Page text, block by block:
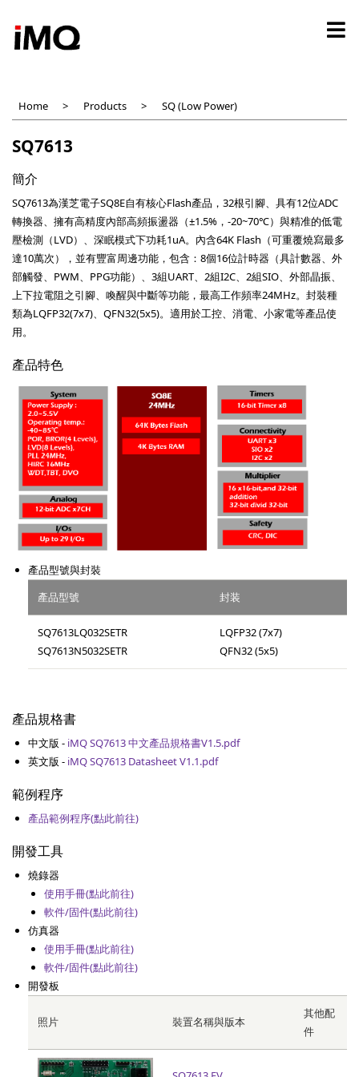
main
Home Products SQ (Low Power)
SQ7613
簡介
SQ7613為漢芝電子SQ8E自有核心Flash產品，32根引腳、具有12位ADC
轉換器、擁有高精度內部高頻振盪器（±1.5%，-20~70℃）與精准的低電
壓檢測（LVD）、深眠模式下功耗1uA。內含64K Flash（可重覆燒寫最多
達10萬次），並有豐富周邊功能，包含：8個16位計時器（具計數器、外
部觸發、PWM、PPG功能）、3組UART、2組I2C、2組SIO、外部晶振、
上下拉電阻之引腳、喚醒與中斷等功能，最高工作頻率24MHz。封裝種
類為LQFP32(7x7)、QFN32(5x5)。適用於工控、消電、小家電等產品使
用。
產品特色
產品型號與封裝
產品型號
封装
SQ7613LQ032SETR
SQ7613N5032SETR
LQFP32 (7x7)
QFN32 (5x5)
產品規格書
中文版 - iMQ SQ7613 中文產品規格書V1.5.pdf
英文版 - iMQ SQ7613 Datasheet V1.1.pdf
範例程序
產品範例程序(點此前往)
開發工具
燒錄器
使用手冊(點此前往)
軟件/固件(點此前往)
仿真器
使用手冊(點此前往)
軟件/固件(點此前往)
開發板
照片 裝置名稱與版本
其他配
件